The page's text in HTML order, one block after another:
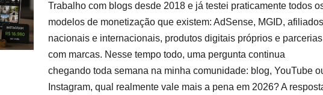
Trabalho com blogs desde 2018 e já testei praticamente todos
modelos de monetização que existem: AdSense, MGID, afiliados
nacionais e internacionais, produtos digitais próprios e parcerias
com marcas. Nesse tempo todo, uma pergunta continua
chegando toda semana na minha comunidade: blog, YouTube
Instagram, qual realmente vale mais a pena em 2026? A